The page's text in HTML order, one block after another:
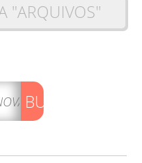
"ARQUIVOS"
BUSCAR